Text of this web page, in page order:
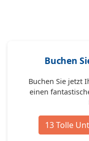
Buchen
Buchen Sie jetzt
einen
13 Tolle